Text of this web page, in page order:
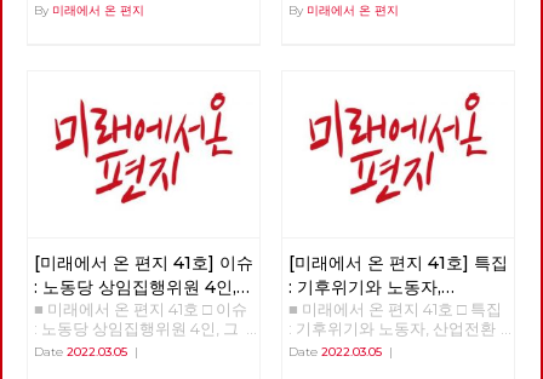
번 이백윤인가? □ 이슈 : 노동당
로 □ 정세 : 2022년 동북아의 정
세를 규정하는 네 가지 요인 □
사람 : 청소년을 활동가로, 운동
기획자 고유미 □ 도서 : 그건 내
건데 - 기본소득, 모두가 차별없
이 찾아야 할 권리 □ 영화 : 이미
예정되어 있던 비극의 반복 - 나
By 미래에서 온 편지 By 미래에서 온 편지
[미래에서 온 편지 41호] 이슈
: 노동당 상임집행위원 4인,
그들은 누구인가?
■ 미래에서 온 편지 41호 □ 이슈
: 노동당 상임집행위원 4인, 그
들은 누구인가? >>>>>> 업로드
Date 2022.03.05 |
[미래에서 온 편지 41호] 특집
: 기후위기와 노동자,
산업전환을 넘어
체제전환으로
■ 미래에서 온 편지 41호 □ 특집
: 기후위기와 노동자, 산업전환
을 넘어 체제전환으로 >>>>>>
Date 2022.03.05|